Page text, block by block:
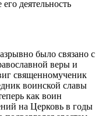
деятельность
было связано с
веры и
священномученик
воинской славы
как воин
на Церковь в годы